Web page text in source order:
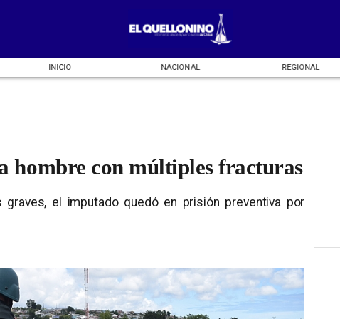
INICIO NACIONAL REGIONAL
hombre con múltiples fracturas
el imputado quedó en prisión preventiva por